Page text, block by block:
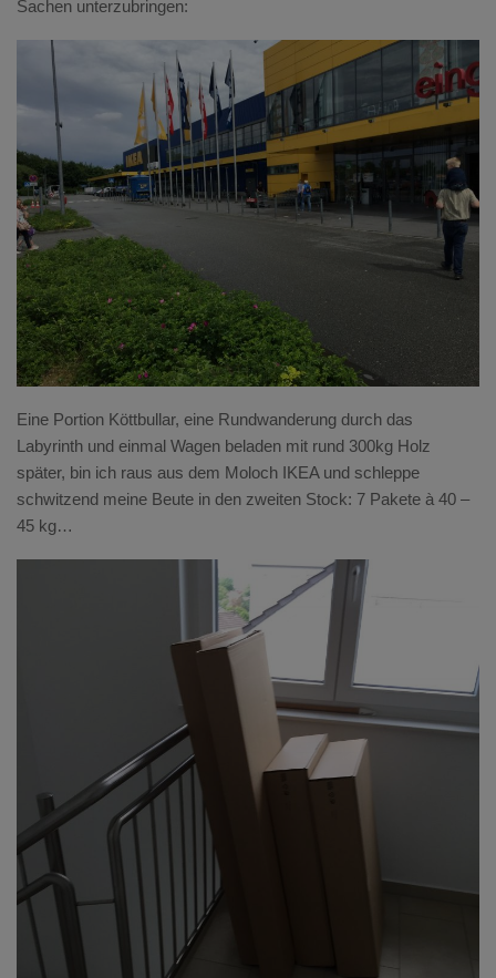
Sachen unterzubringen:
Eine Portion Köttbullar, eine Rundwanderung durch das
Labyrinth und einmal Wagen beladen mit rund 300kg Holz
später, bin ich raus aus dem Moloch IKEA und schleppe
schwitzend meine Beute in den zweiten Stock: 7 Pakete à 40 –
45 kg…